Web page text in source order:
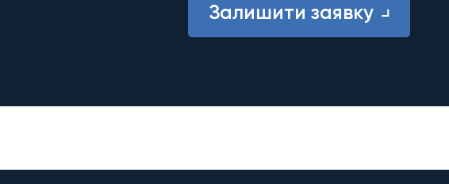
Залишити заявку